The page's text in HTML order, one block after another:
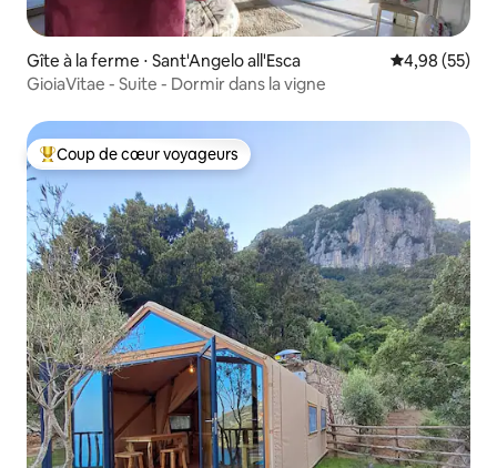
Gîte à la ferme ⋅ Sant'Angelo all'Esca Évaluation
4,98 (55)
GioiaVitae - Suite - Dormir dans la vigne
Coups de cœur voyageurs les plus appréciés
Coup de cœur voyageurs